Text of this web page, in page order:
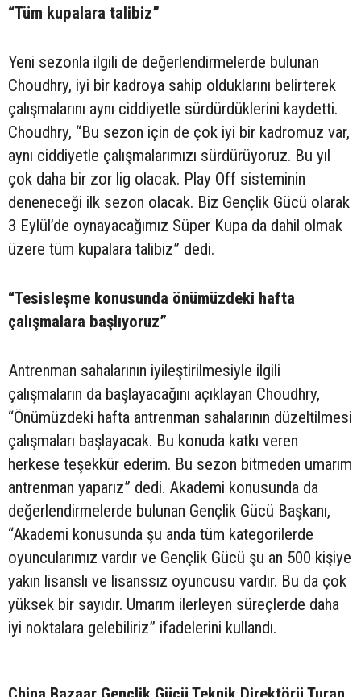
“Tüm kupalara talibiz”
Yeni sezonla ilgili de değerlendirmelerde bulunan
Choudhry, iyi bir kadroya sahip olduklarını belirterek
çalışmalarını aynı ciddiyetle sürdürdüklerini kaydetti.
Choudhry, “Bu sezon için de çok iyi bir kadromuz var,
aynı ciddiyetle çalışmalarımızı sürdürüyoruz. Bu yıl
çok daha bir zor lig olacak. Play Off sisteminin
deneneceği ilk sezon olacak. Biz Gençlik Gücü olarak
3 Eylül’de oynayacağımız Süper Kupa da dahil olmak
üzere tüm kupalara talibiz” dedi.
“Tesisleşme konusunda önümüzdeki hafta
çalışmalara başlıyoruz”
Antrenman sahalarının iyileştirilmesiyle ilgili
çalışmaların da başlayacağını açıklayan Choudhry,
“Önümüzdeki hafta antrenman sahalarının düzeltilmesi
çalışmaları başlayacak. Bu konuda katkı veren
herkese teşekkür ederim. Bu sezon bitmeden umarım
antrenman yaparız” dedi. Akademi konusunda da
değerlendirmelerde bulunan Gençlik Gücü Başkanı,
“Akademi konusunda şu anda tüm kategorilerde
oyuncularımız vardır ve Gençlik Gücü şu an 500 kişiye
yakın lisanslı ve lisanssız oyuncusu vardır. Bu da çok
yüksek bir sayıdır. Umarım ilerleyen süreçlerde daha
iyi noktalara gelebiliriz” ifadelerini kullandı.